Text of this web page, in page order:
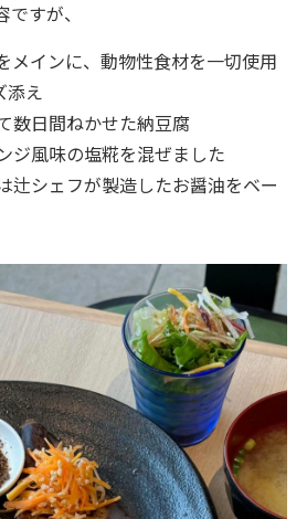
すが、
インに、動物性食材を一切使用
添え
数日間ねかせた納豆腐
ジ風味の塩糀を混ぜました
シェフが製造したお醤油をベー